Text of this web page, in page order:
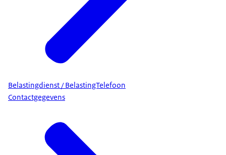
Belastingdienst / BelastingTelefoon
Contactgegevens